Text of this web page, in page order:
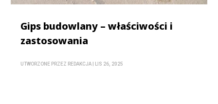
Gips budowlany – właściwości i
zastosowania
UTWORZONE PRZEZ REDAKCJA LIS 26, 2025